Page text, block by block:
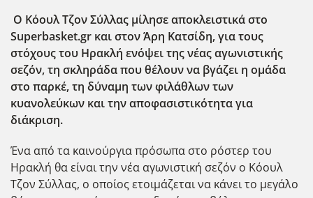
O Κόουλ Τζον Σύλλας μίλησε αποκλειστικά στο
Superbasket.gr και στον Άρη Κατσίδη, για τους
στόχους του Ηρακλή ενόψει της νέας αγωνιστικής
σεζόν, τη σκληράδα που θέλουν να βγάζει η ομάδα
στο παρκέ, τη δύναμη των φιλάθλων των
κυανολεύκων και την αποφασιστικότητα για
διάκριση.
Ένα από τα καινούργια πρόσωπα στο ρόστερ του
Ηρακλή θα είναι την νέα αγωνιστική σεζόν ο Κόουλ
Τζον Σύλλας, ο οποίος ετοιμάζεται να κάνει το μεγάλο